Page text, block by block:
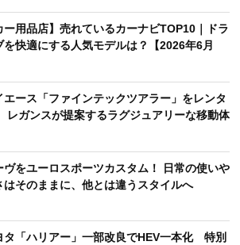
ー用品店】売れているカーナビTOP10｜ドラ
を快適にする人気モデルは？【2026年6月
エース「ファインテックツアラー」をレンタ
レガンスが提案するラグジュアリーな移動体
ヴをユーロスポーツカスタム！ 日常の使いや
はそのままに、他とは違うスタイルへ
タ「ハリアー」一部改良でHEV一本化 特別